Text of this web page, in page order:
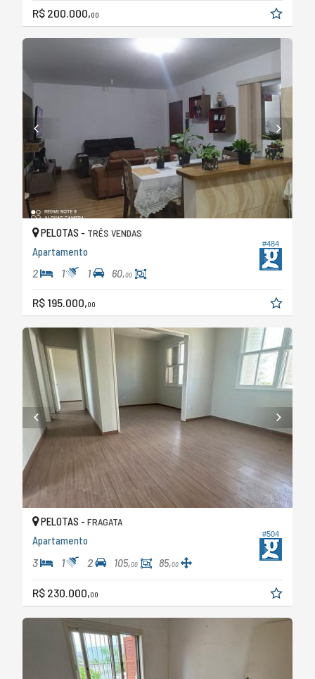
R$ 200.000,00
#484
PELOTAS - TRÊS VENDAS
Apartamento
2 1 1 60,00
R$ 195.000,00
#504
PELOTAS - FRAGATA
Apartamento
3 1 2 105,00 85,00
R$ 230.000,00